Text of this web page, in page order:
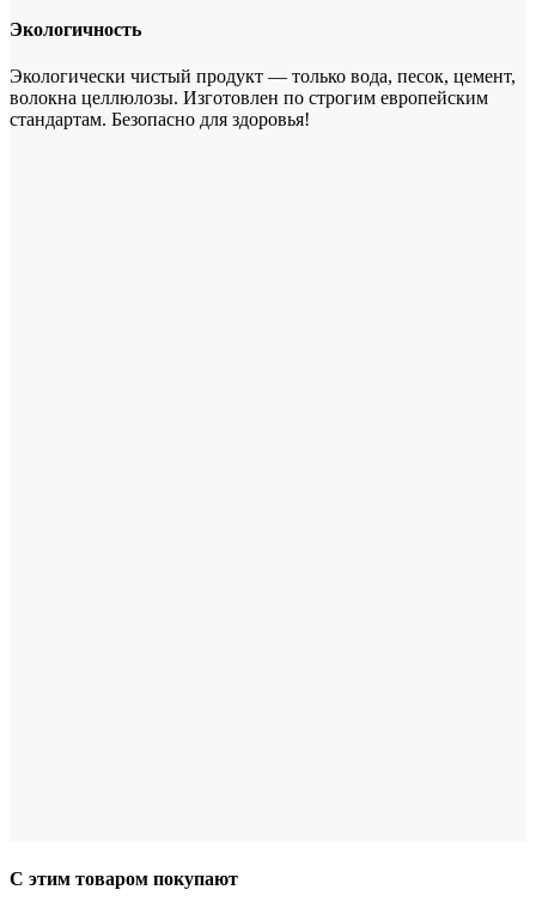
Экологичность
Экологически чистый продукт — только вода, песок, цемент,
волокна целлюлозы. Изготовлен по строгим европейским
стандартам. Безопасно для здоровья!
С этим товаром покупают